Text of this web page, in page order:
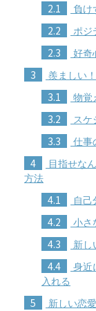
2.1 負け
2.2 ポジ
2.3 好奇
3 羨ましい
3.1 物覚
3.2 スケ
3.3 仕事
4
目指せな
方法
4.1 自己
4.2 小さ
4.3 新し
4.4
身近
入れる
5
新しい恋